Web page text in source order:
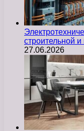
строительной
27.06.2026